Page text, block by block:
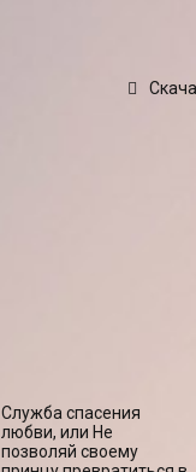
Служба спасения
любви, или Не
позволяй своему